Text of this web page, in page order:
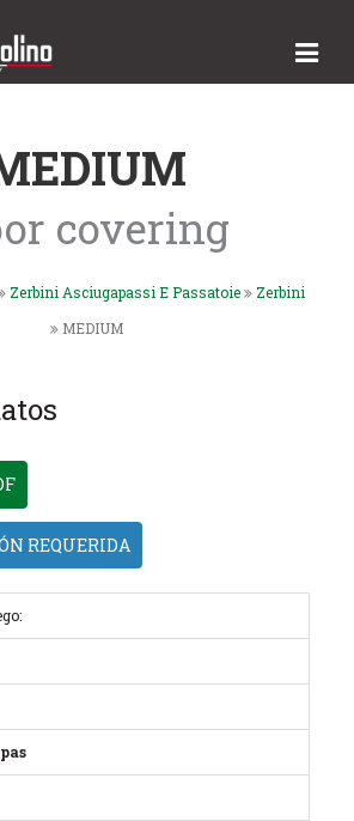
covering
Zerbini Asciugapassi E Passatoie
Zerbini
MEDIUM
REQUERIDA